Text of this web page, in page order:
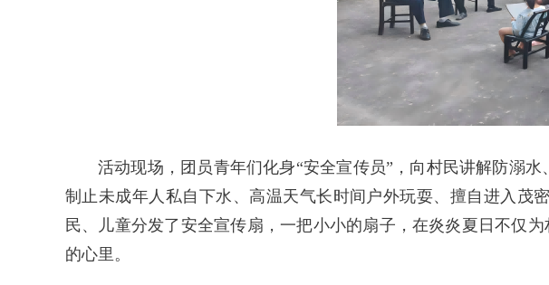
活动现场，团员青年们化身“安全宣传员”，向村民讲解防溺
制止未成年人私自下水、高温天气长时间户外玩耍、擅自进入茂
民、儿童分发了安全宣传扇，一把小小的扇子，在炎炎夏日不仅
的心里。